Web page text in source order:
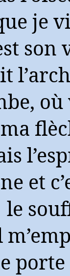
je
son
où
ma
et
le
porte